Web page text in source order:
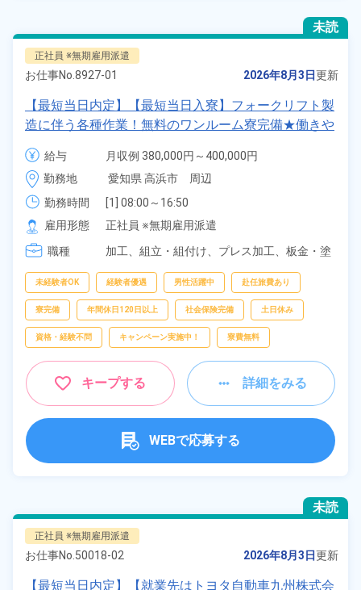
未読
正社員 ※無期雇用派遣
お仕事No. 8927-01 2026年8月3日更新
【最短当日内定】【最短当日入寮】フォークリフト製
造に伴う各種作業！無料のワンルーム寮完備★働きや
すい日勤♪未経験歓迎！業績賞与＆昇給あり！マイカ
ー通勤可★《愛知県高浜市》
給与
月収例 380,000円～400,000円
給与 277,000円～277,000円
勤務地
愛知県 高浜市　周辺
勤務時間
[1] 08:00～16:50
[2] 21:00～05:50
雇用形態
正社員 ※無期雇用派遣
職種
加工、 組立・組付け、 プレス加工、 板金・塗
未経験者OK 経験者優遇 男性活躍中 赴任旅費あり
寮完備 年間休日120日以上 社会保険完備 土日休み
資格・経験不問 キャンペーン実施中！ 寮費無料
キープする 詳細をみる
WEBで応募する
未読
正社員 ※無期雇用派遣
お仕事No. 50018-02 2026年8月3日更新
【最短当日内定】【就業先はトヨタ自動車九州株式会